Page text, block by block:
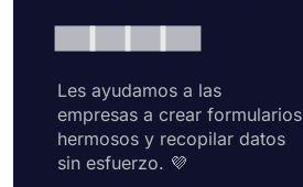
Les ayudamos a las
empresas a crear formularios
hermosos y recopilar datos
sin esfuerzo. 💜